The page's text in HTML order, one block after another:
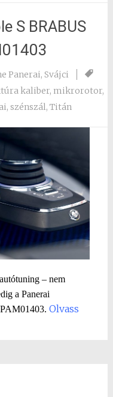
S BRABUS
Panerai, Svájci
kaliber, mikrorotor,
,szénszál,Titán
– nem
a Panerai
Olvass